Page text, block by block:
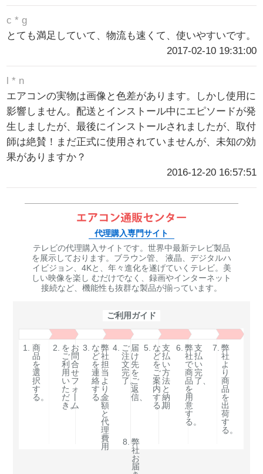
c * g
とても満足していて、物流も速くて、使いやすいです。
2017-02-10 19:31:00
l * n
エアコンの実物は画像と色差があります。しかし使用に
影響しません。配送とインストール中にエピソードが発
生しましたが、最後にインストールされましたが、取付
師は絶賛！まだ正式に使用されていませんが、未知の効
果がありますか？
2016-12-20 16:57:51
代理購入専門サイト
テレビの代理購入サイトです。世界中最新テレビ製品
を展示しております。ブラウン管、 液晶、デジタルハ
イビジョン、4Kと、年々進化を遂げていくテレビ。美
しい映像を楽し むだけでなく、録画やインターネット
接続など、機能性も抜群な製品が揃っています。
ご利用ガイド
1.
商
品
を
選
択
す
る。
2. を
ご
利
用
い
た
だ
き。
お
問
合
せ
フ
ォ
ム
3. な
ど
を
連
絡
す
る。
弊
社
担
当
よ
り
金
額
と
代
理
費
用
4. ご
注
文
完
了。
届
け
先
を
ご
返
信、
5. な
ど
を
ご
案
内
す
る。
支
払
い
方
法
と
納
期
6. 弊
社
で
商
品
を
用
意
す
る。
支
払
い
完
了、
7. 弊
社
よ
り
商
品
を
出
荷
す
る。
8. 弊
社
お
届